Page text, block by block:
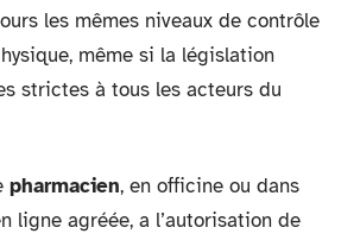
les mêmes niveaux de contrôle
même si la législation
strictes à tous les acteurs du
pharmacien, en officine ou dans
ligne agréée, a l’autorisation de